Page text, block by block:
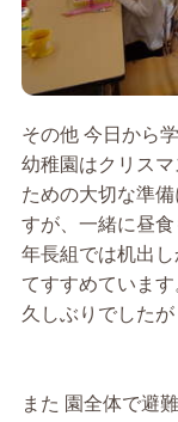
その他 今日から
幼稚園はクリス
ための大切な準
すが、一緒に昼食
年長組では机出
てすすめています
久しぶりでした
また 園全体で避